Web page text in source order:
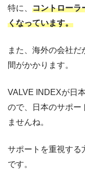
特に、 コントローラ
くなっています。
また、海外の会社
間がかかります。
VALVE INDEXが日
ので、日本のサポー
ませんね。
サポートを重視する
です。